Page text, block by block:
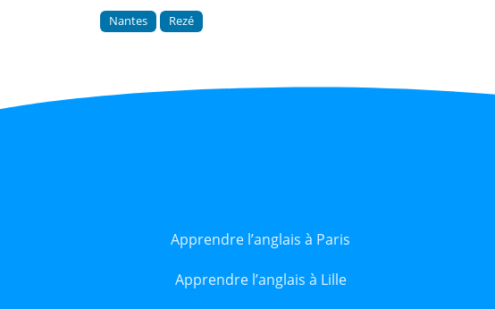
Nantes Rezé
Apprendre l’anglais à Paris
Apprendre l’anglais à Lille